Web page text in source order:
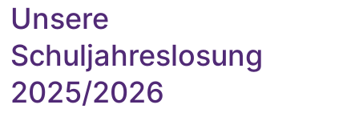
Unsere
Schuljahreslosung
2025/2026